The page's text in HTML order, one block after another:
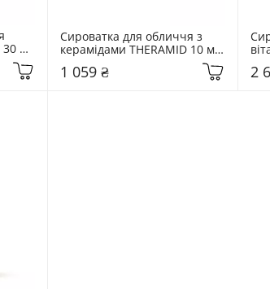
мл
Сироватка для обличчя з
керамідами THERAMID 10 мл
1 059 ₴ 2